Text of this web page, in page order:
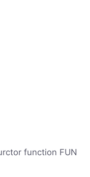
function FUN